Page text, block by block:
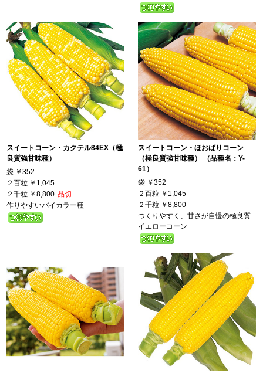
スイートコーン・カクテル84EX（極
良質強甘味種）
袋 ￥352
２百粒 ￥1,045
２千粒 ￥8,800 品切
作りやすいバイカラー種
スイートコーン・ほおばりコーン
（極良質強甘味種） （品種名：Y-
61）
袋 ￥352
２百粒 ￥1,045
２千粒 ￥8,800
つくりやすく、甘さが自慢の極良質
イエローコーン